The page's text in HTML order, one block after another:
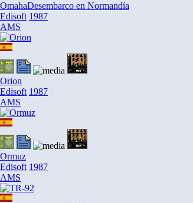
OmahaDesembarco en Normandía
Edisoft 1987
AMS
Orion
Edisoft 1987
AMS
Ormuz
Edisoft 1987
AMS